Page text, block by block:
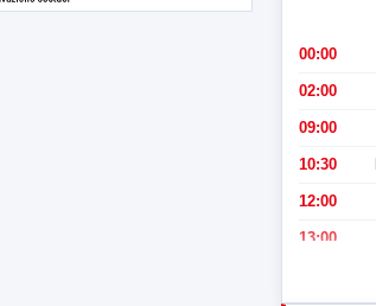
00:00
02:00
09:00
10:30
12:00
13:00